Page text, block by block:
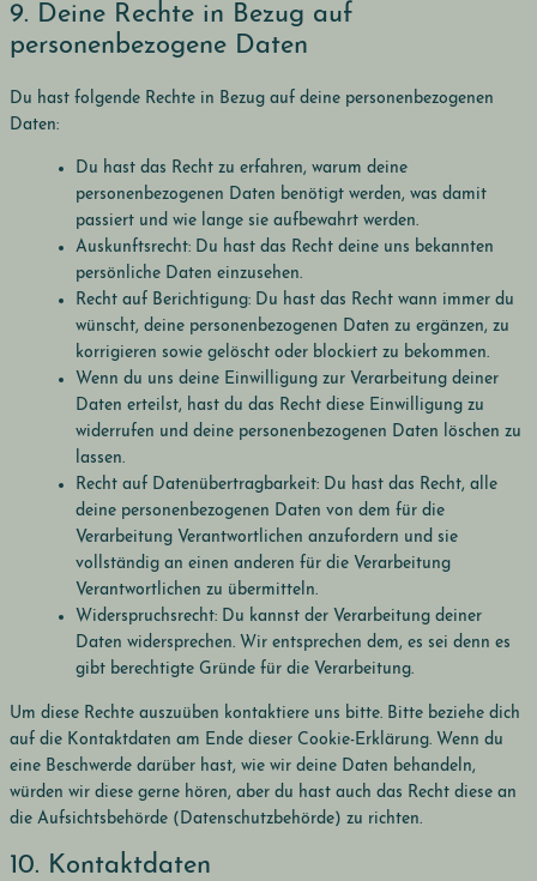
9. Deine Rechte in Bezug auf
personenbezogene Daten
Du hast folgende Rechte in Bezug auf deine personenbezogenen
Daten:
Du hast das Recht zu erfahren, warum deine
personenbezogenen Daten benötigt werden, was damit
passiert und wie lange sie aufbewahrt werden.
Auskunftsrecht: Du hast das Recht deine uns bekannten
persönliche Daten einzusehen.
Recht auf Berichtigung: Du hast das Recht wann immer du
wünscht, deine personenbezogenen Daten zu ergänzen, zu
korrigieren sowie gelöscht oder blockiert zu bekommen.
Wenn du uns deine Einwilligung zur Verarbeitung deiner
Daten erteilst, hast du das Recht diese Einwilligung zu
widerrufen und deine personenbezogenen Daten löschen zu
lassen.
Recht auf Datenübertragbarkeit: Du hast das Recht, alle
deine personenbezogenen Daten von dem für die
Verarbeitung Verantwortlichen anzufordern und sie
vollständig an einen anderen für die Verarbeitung
Verantwortlichen zu übermitteln.
Widerspruchsrecht: Du kannst der Verarbeitung deiner
Daten widersprechen. Wir entsprechen dem, es sei denn es
gibt berechtigte Gründe für die Verarbeitung.
Um diese Rechte auszuüben kontaktiere uns bitte. Bitte beziehe dich
auf die Kontaktdaten am Ende dieser Cookie-Erklärung. Wenn du
eine Beschwerde darüber hast, wie wir deine Daten behandeln,
würden wir diese gerne hören, aber du hast auch das Recht diese an
die Aufsichtsbehörde (Datenschutzbehörde) zu richten.
10. Kontaktdaten